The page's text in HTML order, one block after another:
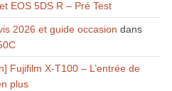
EOS 5DS R – Pré Test
2026 et guide occasion dans
Fujifilm X-T100 – L’entrée de
plus